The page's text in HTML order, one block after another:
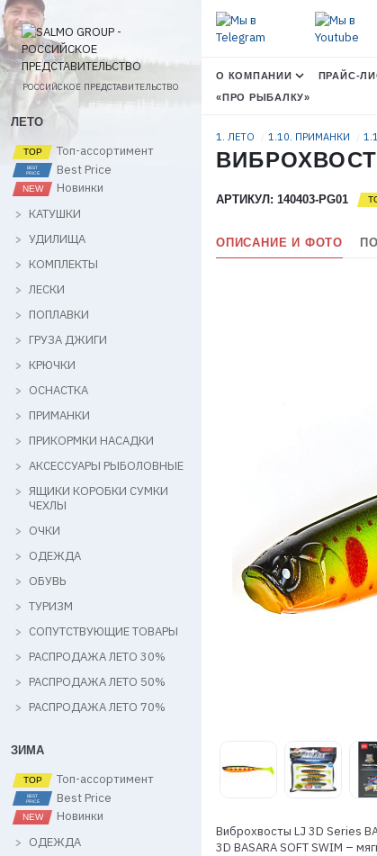
РОССИЙСКОЕ ПРЕДСТАВИТЕЛЬСТВО
ЛЕТО
Топ-ассортимент
Best Price
Новинки
КАТУШКИ
УДИЛИЩА
КОМПЛЕКТЫ
ЛЕСКИ
ПОПЛАВКИ
ГРУЗА ДЖИГИ
КРЮЧКИ
ОСНАСТКА
ПРИМАНКИ
ПРИКОРМКИ НАСАДКИ
АКСЕССУАРЫ РЫБОЛОВНЫЕ
ЯЩИКИ КОРОБКИ СУМКИ
ЧЕХЛЫ
ОЧКИ
ОДЕЖДА
ОБУВЬ
ТУРИЗМ
СОПУТСТВУЮЩИЕ ТОВАРЫ
РАСПРОДАЖА ЛЕТО 30%
РАСПРОДАЖА ЛЕТО 50%
РАСПРОДАЖА ЛЕТО 70%
ЗИМА
Топ-ассортимент
Best Price
Новинки
ОДЕЖДА
О КОМПАНИИ ПРАЙС-
«ПРО РЫБАЛКУ»
1. ЛЕТО 1.10. ПРИМАНКИ
АРТИКУЛ: 140403-PG01
ОПИСАНИЕ И ФОТО
Виброхвосты LJ 3D Series
3D BASARA SOFT SWIM –